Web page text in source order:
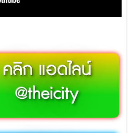
คลิก แอดไลน์
@theicity